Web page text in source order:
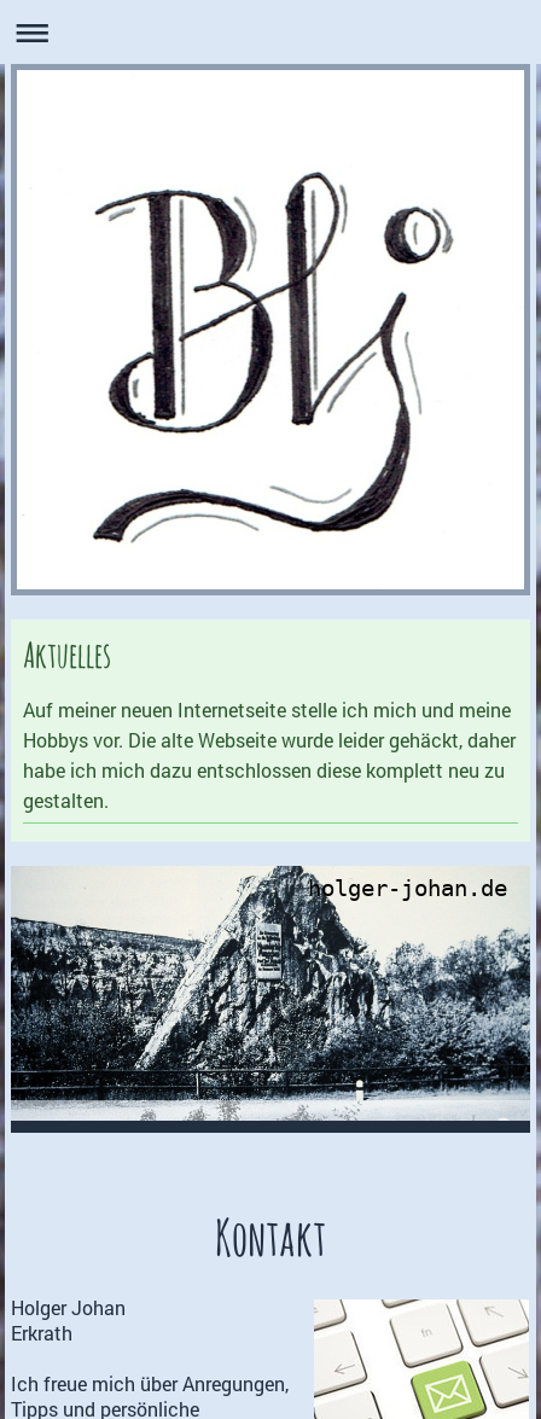
Aktuelles
Auf meiner neuen Internetseite stelle ich mich und meine
Hobbys vor. Die alte Webseite wurde leider gehäckt, daher
habe ich mich dazu entschlossen diese komplett neu zu
gestalten.
holger-johan.de
Kontakt
Holger Johan
Erkrath
Ich freue mich über Anregungen,
Tipps und persönliche